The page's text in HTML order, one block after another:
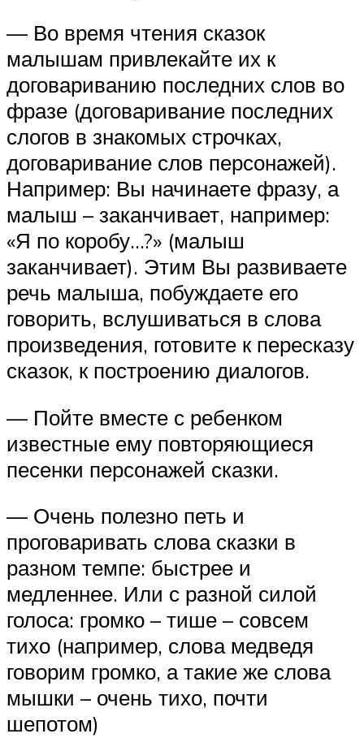
— Во время чтения сказок
малышам привлекайте их к
договариванию последних слов во
фразе (договаривание последних
слогов в знакомых строчках,
договаривание слов персонажей).
Например: Вы начинаете фразу, а
малыш – заканчивает, например:
«Я по коробу…?» (малыш
заканчивает). Этим Вы развиваете
речь малыша, побуждаете его
говорить, вслушиваться в слова
произведения, готовите к пересказу
сказок, к построению диалогов.
— Пойте вместе с ребенком
известные ему повторяющиеся
песенки персонажей сказки.
— Очень полезно петь и
проговаривать слова сказки в
разном темпе: быстрее и
медленнее. Или с разной силой
голоса: громко – тише – совсем
тихо (например, слова медведя
говорим громко, а такие же слова
мышки – очень тихо, почти
шепотом)